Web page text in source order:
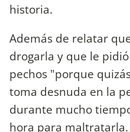
historia.
Además de relatar
drogarla y que le
pechos "porque
toma desnuda en la
durante mucho
hora para maltratarla.